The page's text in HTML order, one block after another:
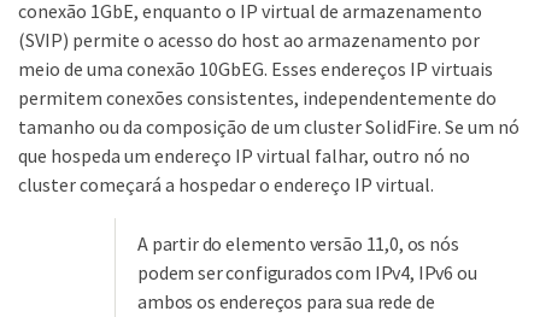
conexão 1GbE, enquanto o IP virtual de armazenamento
(SVIP) permite o acesso do host ao armazenamento por
meio de uma conexão 10GbEG. Esses endereços IP virtuais
permitem conexões consistentes, independentemente do
tamanho ou da composição de um cluster SolidFire. Se um nó
que hospeda um endereço IP virtual falhar, outro nó no
cluster começará a hospedar o endereço IP virtual.
A partir do elemento versão 11,0, os nós
podem ser configurados com IPv4, IPv6 ou
ambos os endereços para sua rede de